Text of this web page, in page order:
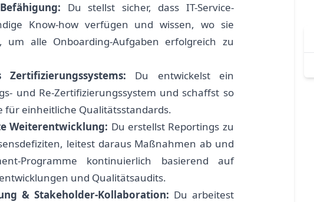
Du stellst sicher, dass IT-Service-
Know-how verfügen und wissen, wo sie
um alle Onboarding-Aufgaben erfolgreich zu
Du entwickelst ein
und Re-Zertifizierungssystem und schaffst so
für einheitliche Qualitätsstandards.
Weiterentwicklung: Du erstellst Reportings zu
leitest daraus Maßnahmen ab und
Programme kontinuierlich basierend auf
und Qualitätsaudits.
& Stakeholder-Kollaboration: Du arbeitest